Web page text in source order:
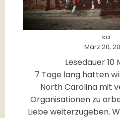
ka
März 20,
Lesedauer10
7 Tage lang hatten
North Carolina mit
Organisationen zu
Liebe weiterzugeben.